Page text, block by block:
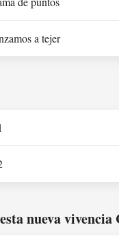
a tejer
nueva